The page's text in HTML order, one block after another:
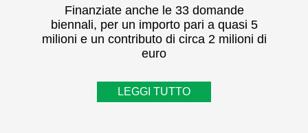
Finanziate anche le 33 domande
biennali, per un importo pari a quasi 5
milioni e un contributo di circa 2 milioni di
euro
LEGGI TUTTO